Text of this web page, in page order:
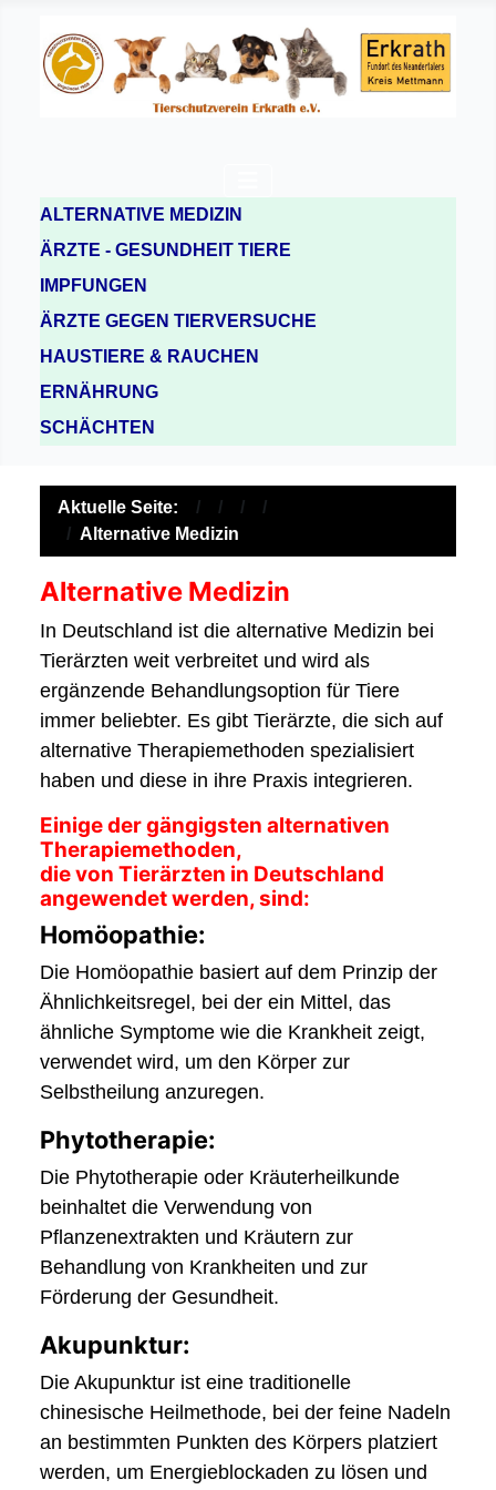
ALTERNATIVE MEDIZIN
ÄRZTE - GESUNDHEIT TIERE
IMPFUNGEN
ÄRZTE GEGEN TIERVERSUCHE
HAUSTIERE & RAUCHEN
ERNÄHRUNG
SCHÄCHTEN
Aktuelle Seite:
Alternative Medizin
Alternative Medizin
In Deutschland ist die alternative Medizin bei
Tierärzten weit verbreitet und wird als
ergänzende Behandlungsoption für Tiere
immer beliebter. Es gibt Tierärzte, die sich auf
alternative Therapiemethoden spezialisiert
haben und diese in ihre Praxis integrieren.
Einige der gängigsten alternativen
Therapiemethoden,
die von Tierärzten in Deutschland
angewendet werden, sind:
Homöopathie:
Die Homöopathie basiert auf dem Prinzip der
Ähnlichkeitsregel, bei der ein Mittel, das
ähnliche Symptome wie die Krankheit zeigt,
verwendet wird, um den Körper zur
Selbstheilung anzuregen.
Phytotherapie:
Die Phytotherapie oder Kräuterheilkunde
beinhaltet die Verwendung von
Pflanzenextrakten und Kräutern zur
Behandlung von Krankheiten und zur
Förderung der Gesundheit.
Akupunktur:
Die Akupunktur ist eine traditionelle
chinesische Heilmethode, bei der feine Nadeln
an bestimmten Punkten des Körpers platziert
werden, um Energieblockaden zu lösen und